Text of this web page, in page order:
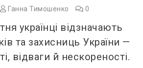
Ганна Тимошенко 0
українці відзначають
та захисниць України —
відваги й нескореності.